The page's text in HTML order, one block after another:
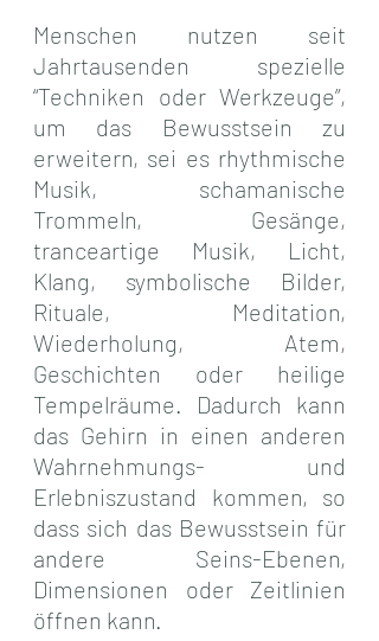
Menschen nutzen seit
Jahrtausenden spezielle
“Techniken oder Werkzeuge”,
um das Bewusstsein zu
erweitern, sei es rhythmische
Musik, schamanische
Trommeln, Gesänge,
tranceartige Musik, Licht,
Klang, symbolische Bilder,
Rituale, Meditation,
Wiederholung, Atem,
Geschichten oder heilige
Tempelräume. Dadurch kann
das Gehirn in einen anderen
Wahrnehmungs- und
Erlebniszustand kommen, so
dass sich das Bewusstsein für
andere Seins-Ebenen,
Dimensionen oder Zeitlinien
öffnen kann.